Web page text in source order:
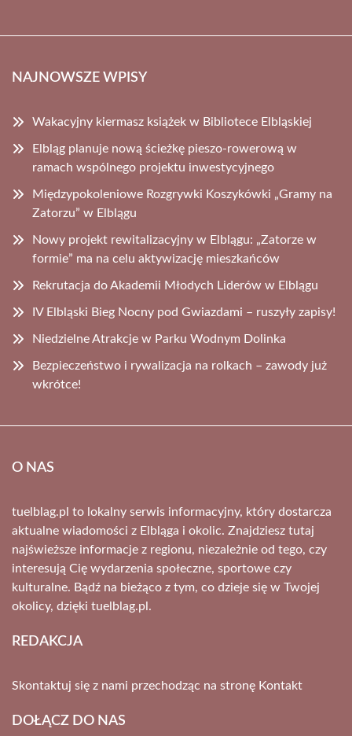
NAJNOWSZE WPISY
Wakacyjny kiermasz książek w Bibliotece Elbląskiej
Elbląg planuje nową ścieżkę pieszo-rowerową w
ramach wspólnego projektu inwestycyjnego
Międzypokoleniowe Rozgrywki Koszykówki „Gramy na
Zatorzu” w Elblągu
Nowy projekt rewitalizacyjny w Elblągu: „Zatorze w
formie” ma na celu aktywizację mieszkańców
Rekrutacja do Akademii Młodych Liderów w Elblągu
IV Elbląski Bieg Nocny pod Gwiazdami – ruszyły zapisy!
Niedzielne Atrakcje w Parku Wodnym Dolinka
Bezpieczeństwo i rywalizacja na rolkach – zawody już
wkrótce!
O NAS
tuelblag.pl to lokalny serwis informacyjny, który dostarcza
aktualne wiadomości z Elbląga i okolic. Znajdziesz tutaj
najświeższe informacje z regionu, niezależnie od tego, czy
interesują Cię wydarzenia społeczne, sportowe czy
kulturalne. Bądź na bieżąco z tym, co dzieje się w Twojej
okolicy, dzięki tuelblag.pl.
REDAKCJA
Skontaktuj się z nami przechodząc na stronę Kontakt
DOŁĄCZ DO NAS